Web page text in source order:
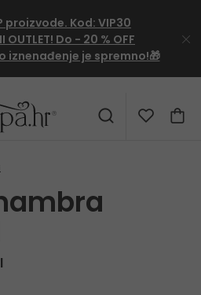
proizvode. Kod: VIP30
OUTLET! Do - 20 % OFF
iznenađenje je spremno!🎁